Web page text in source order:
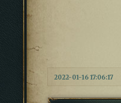
2022-01-16 17:06:17